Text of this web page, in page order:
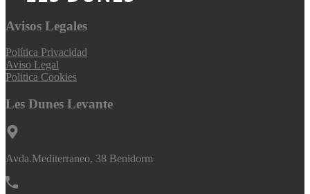
Avisos Legales
Política Privacidad
Aviso Legal
Politica Cookies
Les Dunes Levante
Avda.Mediterraneo, 38 Benidorm